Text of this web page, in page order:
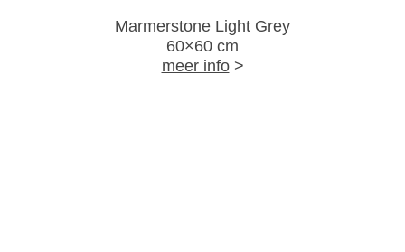
Marmerstone Light Grey
60×60 cm
meer info>